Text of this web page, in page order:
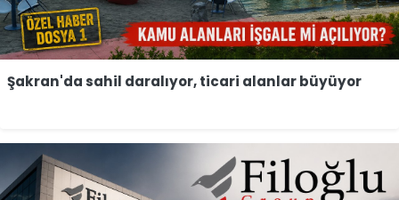
Şakran'da sahil daralıyor, ticari alanlar büyüyor